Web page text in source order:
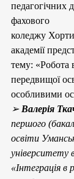
педагогічних
фахового
коледжу
академії
тему: «Робота
передвищої
особливими
➢ Валерія
першого
освіти
університету
«Інтеграція в